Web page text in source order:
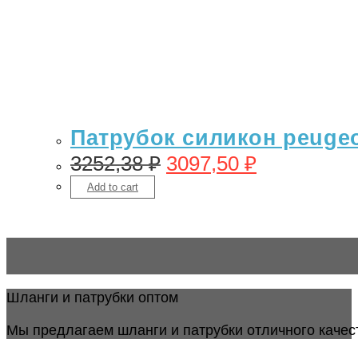
Патрубок силикон
3252,38₽ 3097,50 ₽
Add to cart
Шланги и патрубки оптом
Мы предлагаем шланги и патрубки отличного